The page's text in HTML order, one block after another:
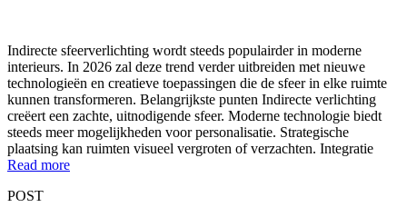
Indirecte sfeerverlichting wordt steeds populairder in moderne
interieurs. In 2026 zal deze trend verder uitbreiden met nieuwe
technologieën en creatieve toepassingen die de sfeer in elke ruimte
kunnen transformeren. Belangrijkste punten Indirecte verlichting
creëert een zachte, uitnodigende sfeer. Moderne technologie biedt
steeds meer mogelijkheden voor personalisatie. Strategische
plaatsing kan ruimten visueel vergroten of verzachten. Integratie
Read more
POST